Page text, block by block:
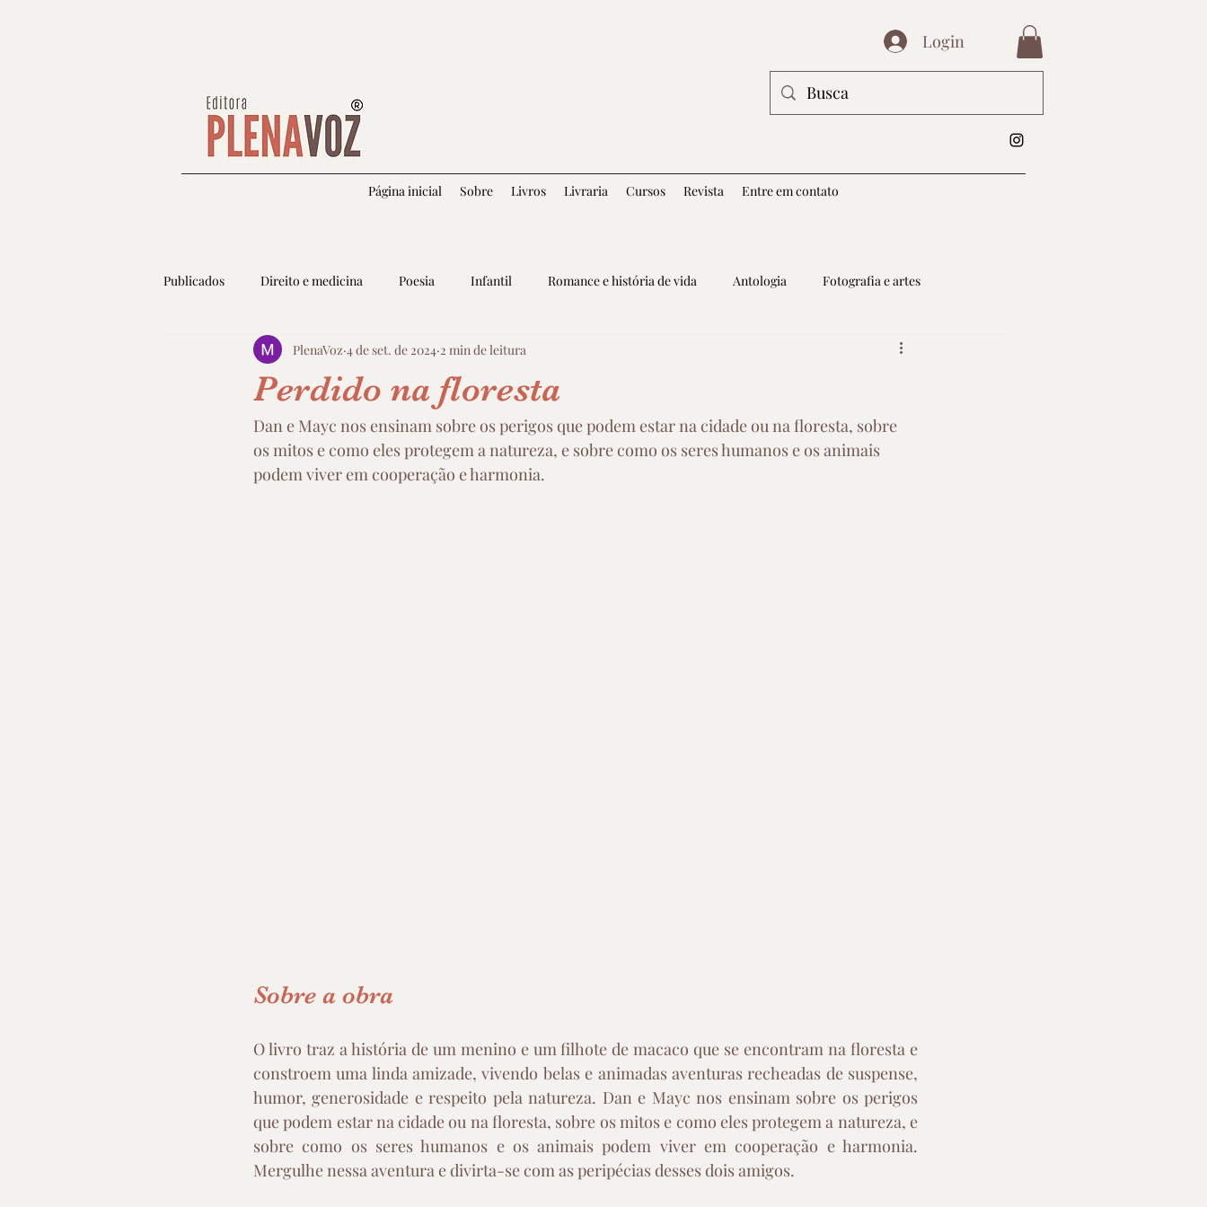
Página inicial Sobre Livros Livraria Cursos Revista Entre em contato
Login
Publicados Direito e medicina Poesia Infantil Romance e história de vida Antologia Fotografia e artes
Autoconhecimento e espiritualidade
Perdido na floresta
PlenaVoz 4 de set. de 2024 2 min de leitura
Dan e Mayc nos ensinam sobre os perigos que podem estar na cidade ou na floresta, sobre
os mitos e como eles protegem a natureza, e sobre como os seres humanos e os animais
podem viver em cooperação e harmonia.
Sobre a obra
O livro traz a história de um menino e um filhote de macaco que se encontram na floresta e
constroem uma linda amizade, vivendo belas e animadas aventuras recheadas de suspense,
humor, generosidade e respeito pela natureza. Dan e Mayc nos ensinam sobre os perigos
que podem estar na cidade ou na floresta, sobre os mitos e como eles protegem a natureza, e
sobre como os seres humanos e os animais podem viver em cooperação e harmonia.
Mergulhe nessa aventura e divirta-se com as peripécias desses dois amigos.